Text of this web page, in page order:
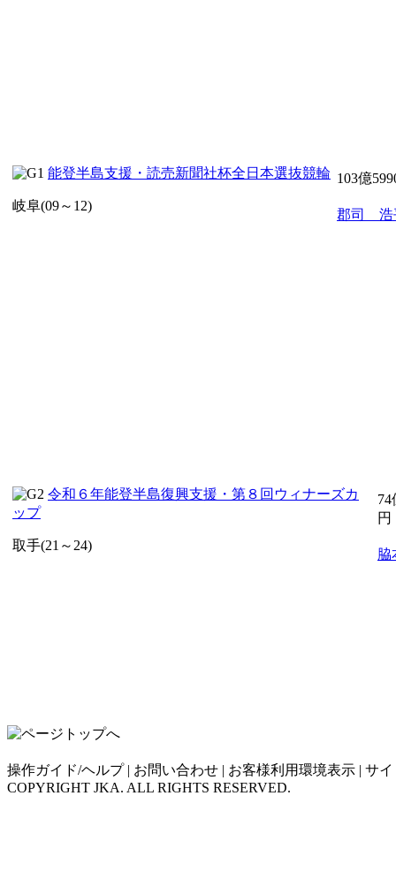
能登半島支援・読売新聞社杯全日本選抜競輪
岐阜(09～12)
103億
郡司 浩
令和６年能登半島復興支援・第８回ウィナーズカ
ップ
取手(21～24)
74
円
操作ガイド/ヘルプ| お問い合わせ | お客様利用環境表示 | サ
COPYRIGHT JKA. ALL RIGHTS RESERVED.